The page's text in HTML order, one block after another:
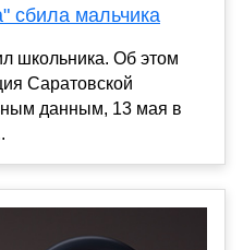
сбила мальчика
школьника. Об этом
Саратовской
данным, 13 мая в